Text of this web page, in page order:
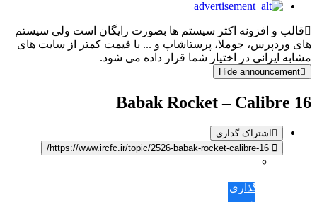
قالب و افزونه اکثر سیستم ها بصورت رایگان است ولی سیستم
های وردپرس، جوملا، پرستاشاپ و ... با قیمت کمتر از سایت های
مشابه ایرانی در اختیار شما قرار داده می شود.
Hide announcement
Babak Rocket – Calibre 16
اشتراک گذاری
گذاری